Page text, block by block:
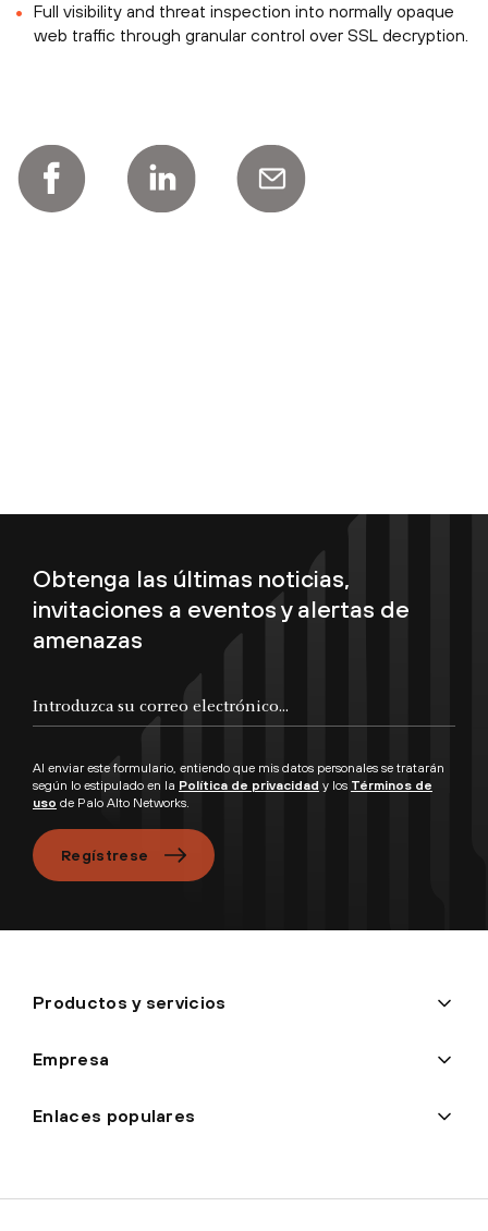
Full visibility and threat inspection into normally opaque
web traffic through granular control over SSL decryption.
Obtenga las últimas noticias,
invitaciones a eventos y alertas de
amenazas
Al enviar este formulario, entiendo que mis datos personales se tratarán
según lo estipulado en la Política de privacidad y los Términos de
uso de Palo Alto Networks.
Regístrese
Productos y servicios
Empresa
Enlaces populares